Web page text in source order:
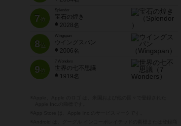
7位
宝石の煌き
2028名
8位
Wingspan
ウイングスパン
2006名
9位
7 Wonders
世界の七不思議
1919名